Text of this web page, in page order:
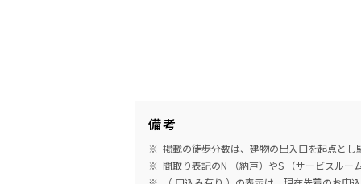
備考
掲載の徒歩分数は、建物の出入口を起点と
間取り表記のN （納戸）やS （サービスル